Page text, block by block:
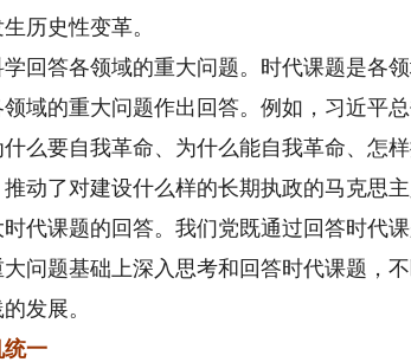
历史性变革。
答各领域的重大问题。时代课题是各领
域的重大问题作出回答。例如，习近平
么要自我革命、为什么能自我革命、怎
动了对建设什么样的长期执政的马克思
代课题的回答。我们党既通过回答时代
问题基础上深入思考和回答时代课题，
发展。
一